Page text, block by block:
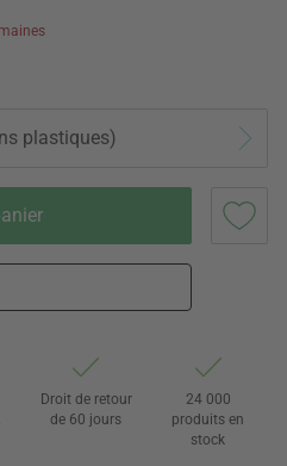
plastiques)
Droit de retour
de 60 jours
24 000
produits en
stock